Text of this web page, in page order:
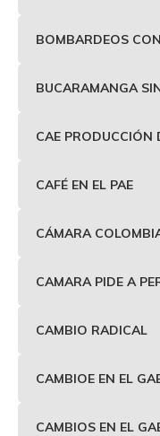
BOMBARDEOS
BUCARAMANGA
CAE PRODUCCIÓN
CAFÉ EN EL PAE
CÁMARA
CAMARA PIDE A
CAMBIO RADICAL
CAMBIOE EN EL
CAMBIOS EN EL